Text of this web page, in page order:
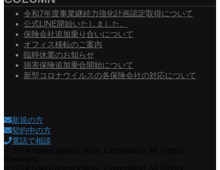
令和7年度事業継続力強化計画認定取得について
公式LINE開始いたしました。
保険会社追加乗り合いについて
オフィス移転のご案内
臨時休業のお知らせ
損害保険追加乗合開始について
新型コロナウイルスの各保険会社の対応について
新規の方
契約中の方
電話で相談